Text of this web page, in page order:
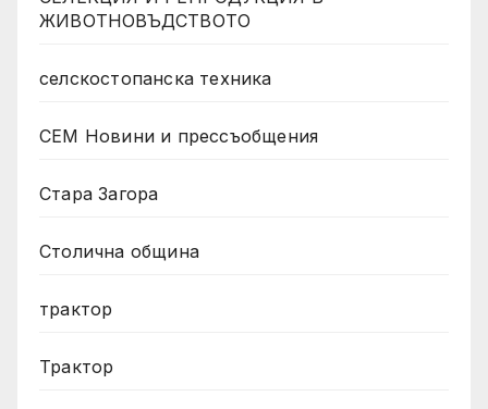
ЖИВОТНОВЪДСТВОТО
селскостопанска техника
СЕМ Новини и прессъобщения
Стара Загора
Столична община
трактор
Трактор